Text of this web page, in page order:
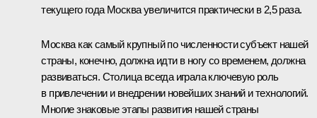
текущего года Москва увеличится практически в 2,5 раза.
Москва как самый крупный по численности субъект нашей
страны, конечно, должна идти в ногу со временем, должна
развиваться. Столица всегда играла ключевую роль
в привлечении и внедрении новейших знаний и технологий.
Многие знаковые этапы развития нашей страны